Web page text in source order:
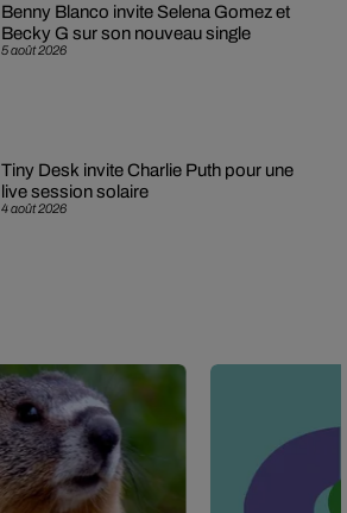
5 août 2026
Benny Blanco invite Selena Gomez et
Becky G sur son nouveau single
4 août 2026
Tiny Desk invite Charlie Puth pour une
live session solaire